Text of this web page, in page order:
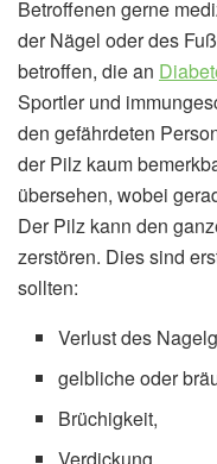
Betroffenen gerne
der Nägel oder des
betroffen, die an
Sportler und
den gefährdeten
der Pilz kaum
übersehen, wobei
Der Pilz kann den
zerstören. Dies sind
sollten:
Verlust des
gelbliche oder
Brüchigkeit,